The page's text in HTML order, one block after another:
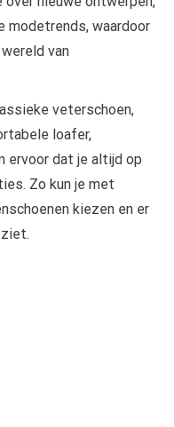
modetrends, waardoor
van
veterschoen,
loafer,
ervoor dat je altijd op
Zo kun je met
kiezen en er